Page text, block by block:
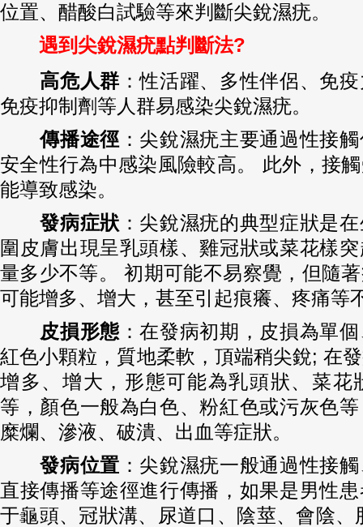
位置、醋酸白試驗等來判斷尖銳濕疣。
遇到尖銳濕疣點判斷法?
高危人群 ：性活躍、多性伴侶、免
免疫抑制劑等人群易感染尖銳濕疣。
傳播途徑 ：尖銳濕疣主要通過性接
安全性行為中感染風險較高。 此外，接
能導致感染。
發病症狀 ：尖銳濕疣的典型症狀是
圍皮膚出現呈乳頭樣、雞冠狀或菜花樣
量多少不等。 初期可能不易察覺，但隨
可能增多、增大，甚至引起痕癢、疼痛等
皮損形態 ：在發病初期，皮損為單
紅色小顆粒，質地柔軟，頂端稍尖銳; 在
增多、增大，形態可能為乳頭狀、菜花
等，顏色一般為白色、粉紅色或污灰色
糜爛、滲液、破潰、出血等症狀。
發病位置 ：尖銳濕疣一般通過性接
直接傳播等途徑進行傳播，如果是男性
于龜頭、冠狀溝、尿道口、陰莖、會陰、